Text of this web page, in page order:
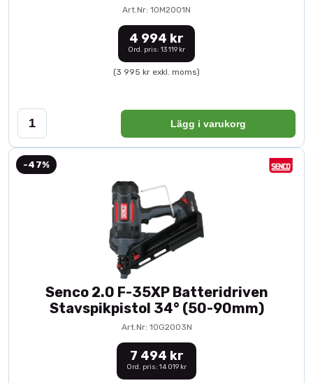
Art.Nr: 10M2001N
4 994 kr
Ord. pris: 13 119 kr
(3 995 kr exkl. moms)
Lägg i varukorg
-47%
Senco 2.0 F-35XP Batteridriven
Stavspikpistol 34° (50-90mm)
Art.Nr: 10G2003N
7 494 kr
Ord. pris: 14 019 kr